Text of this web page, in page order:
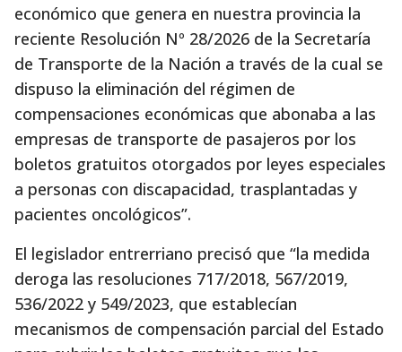
económico que genera en nuestra provincia la
reciente Resolución Nº 28/2026 de la Secretaría
de Transporte de la Nación a través de la cual se
dispuso la eliminación del régimen de
compensaciones económicas que abonaba a las
empresas de transporte de pasajeros por los
boletos gratuitos otorgados por leyes especiales
a personas con discapacidad, trasplantadas y
pacientes oncológicos”.
El legislador entrerriano precisó que “la medida
deroga las resoluciones 717/2018, 567/2019,
536/2022 y 549/2023, que establecían
mecanismos de compensación parcial del Estado